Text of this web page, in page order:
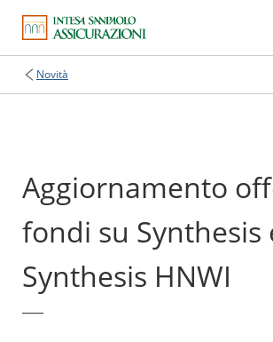
Novità
Aggiornamento
fondi su Synthesis
Synthesis HNWI